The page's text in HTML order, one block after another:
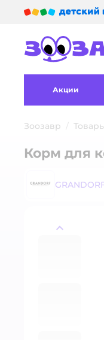
Акции
Зоозавр
назад
Корм для